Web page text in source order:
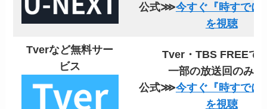
公式⋙今すぐ『時すでに
を視聴
Tverなど無料サー
ビス
Tver・TBS FREEで
一部の放送回のみ対
公式⋙今すぐ『時すでに
を視聴